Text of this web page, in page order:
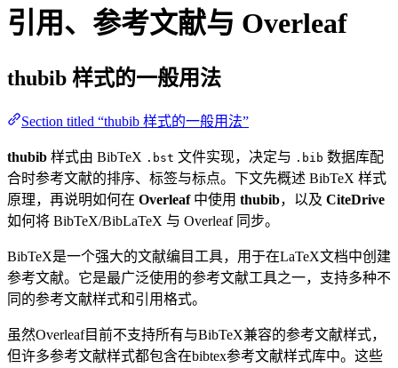
引用、参考文献与 Overleaf
thubib 样式的一般用法
Section titled “thubib 样式的一般用法”
thubib 样式由 BibTeX .bst 文件实现，决定与 .bib 数据库配
合时参考文献的排序、标签与标点。下文先概述 BibTeX 样式
原理，再说明如何在 Overleaf中使用 thubib，以及 CiteDrive
如何将 BibTeX/BibLaTeX 与 Overleaf 同步。
BibTeX是一个强大的文献编目工具，用于在LaTeX文档中创建
参考文献。它是最广泛使用的参考文献工具之一，支持多种不
同的参考文献样式和引用格式。
虽然Overleaf目前不支持所有与BibTeX兼容的参考文献样式，
但许多参考文献样式都包含在bibtex参考文献样式库中。这些